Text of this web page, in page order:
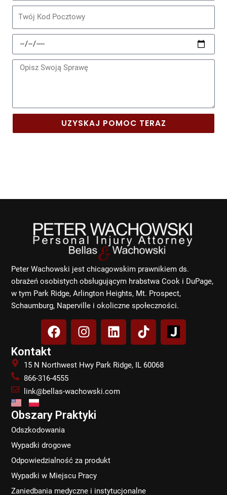
Kod
Pocztowy
Data
Zdarzenia
Wiadomość
UZYSKAJ POMOC TERAZ
Peter Wachowski jest chicagowskim prawnikiem ds.
obrażeń osobistych obsługującym hrabstwa Cook i DuPage,
w tym Park Ridge, Arlington Heights, Mt. Prospect,
Schaumburg, Naperville i okoliczne społeczności.
F
a
c
e
b
o
k
I
n
s
t
g
a
m
L
i
n
k
d
T
i
k
t
Kontakt
15 N Northwest Hwy Park Ridge, IL 60068
866-316-4555
link@bellas-wachowski.com
Obszary Praktyki
Odszkodowania
Wypadki drogowe
Odpowiedzialność za produkt
Wypadki w Miejscu Pracy
Zaniedbania medyczne i instytucjonalne